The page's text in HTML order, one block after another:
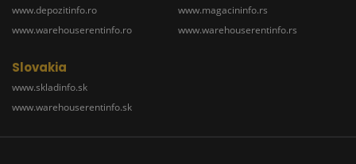
www.depozitinfo.ro
www.warehouserentinfo.ro
www.magacininfo.rs
www.warehouserentinfo.rs
Slovakia
www.skladinfo.sk
www.warehouserentinfo.sk